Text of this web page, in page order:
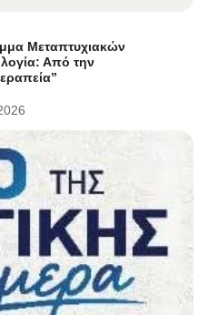
Μεταπτυχιακών
Από την